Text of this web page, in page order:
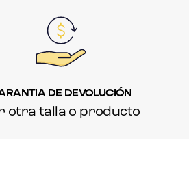
DE DEVOLUCIÓN
otra talla o producto